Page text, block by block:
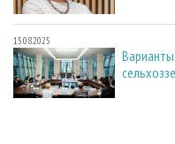
15.08.2025